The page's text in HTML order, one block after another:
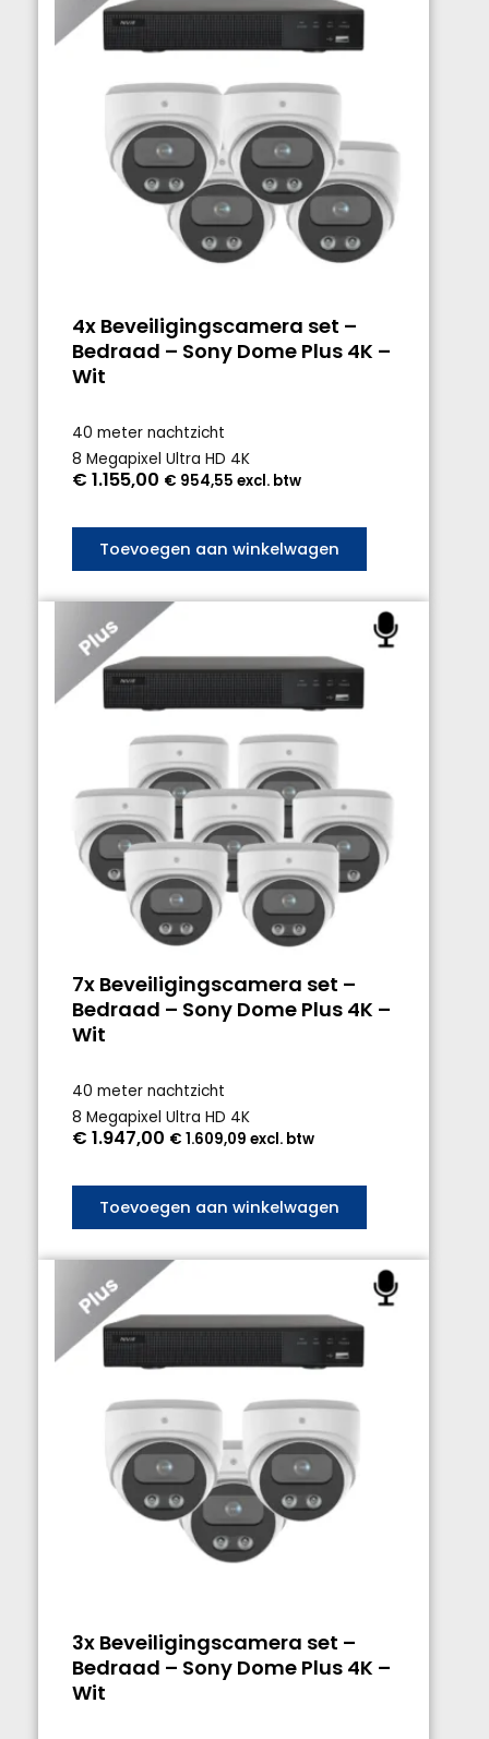
4x Beveiligingscamera set –
Bedraad – Sony Dome Plus 4K –
Wit
40 meter nachtzicht
8 Megapixel Ultra HD 4K
€ 1.155,00 € 954,55 excl. btw
Toevoegen aan winkelwagen
7x Beveiligingscamera set –
Bedraad – Sony Dome Plus 4K –
Wit
40 meter nachtzicht
8 Megapixel Ultra HD 4K
€ 1.947,00 € 1.609,09 excl. btw
Toevoegen aan winkelwagen
3x Beveiligingscamera set –
Bedraad – Sony Dome Plus 4K –
Wit